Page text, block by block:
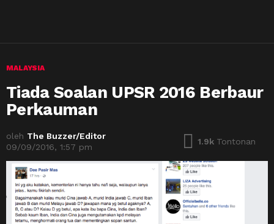
MALAYSIA
Tiada Soalan UPSR 2016 Berbaur
Perkauman
oleh The Buzzer/Editor
09/09/2016, 1:57 pm
1.9k Tontonan